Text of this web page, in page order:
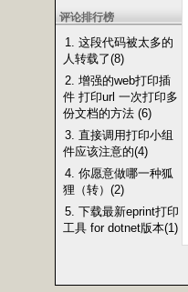
评论排行榜
1. 这段代码被太多的
人转载了(8)
2. 增强的web打印插
件 打印url 一次打印多
份文档的方法 (6)
3. 直接调用打印小组
件应该注意的(4)
4. 你愿意做哪一种狐
狸（转）(2)
5. 下载最新eprint打印
工具 for dotnet版本(1)